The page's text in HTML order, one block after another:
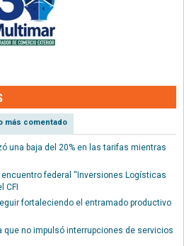
más comentado
una baja del 20% en las tarifas mientras
federal “Inversiones Logísticas
CFI
fortaleciendo el entramado productivo
que no impulsó interrupciones de servicios